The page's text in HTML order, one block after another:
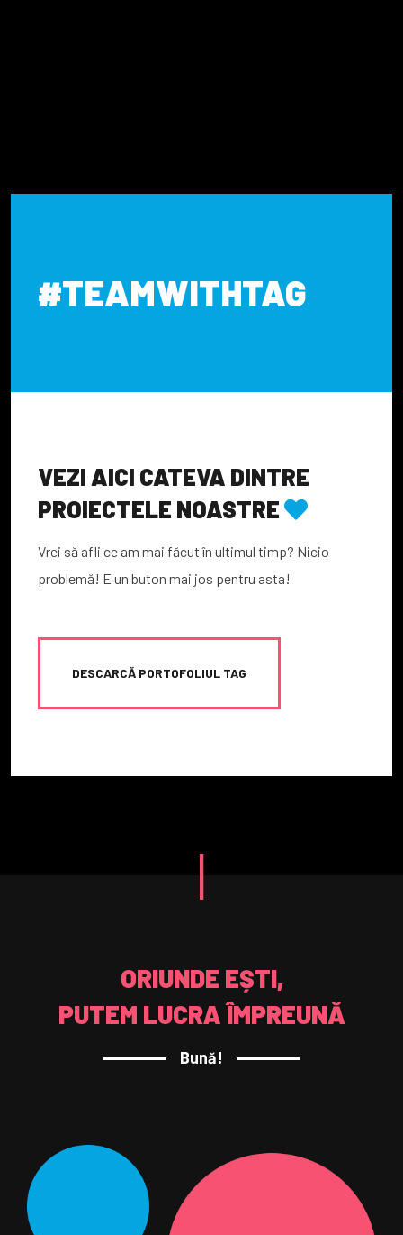
#TEAMWITHTAG
VEZI AICI CATEVA DINTRE
PROIECTELE NOASTRE
Vrei să afli ce am mai făcut în ultimul timp? Nicio
problemă! E un buton mai jos pentru asta!
DESCARCĂ PORTOFOLIUL TAG
|
Bună!
ORIUNDE EȘTI,
PUTEM LUCRA ÎMPREUNĂ